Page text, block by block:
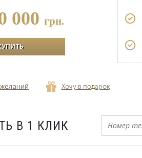
000 грн.
Хочу в подарок
В 1 КЛИК